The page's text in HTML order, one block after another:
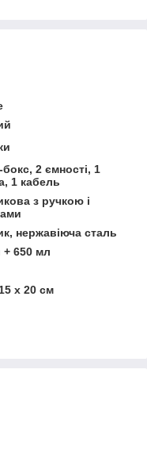
бокс, 2 ємності, 1
1 кабель
з ручкою і
нержавіюча сталь
+ 650 мл
х 20 см